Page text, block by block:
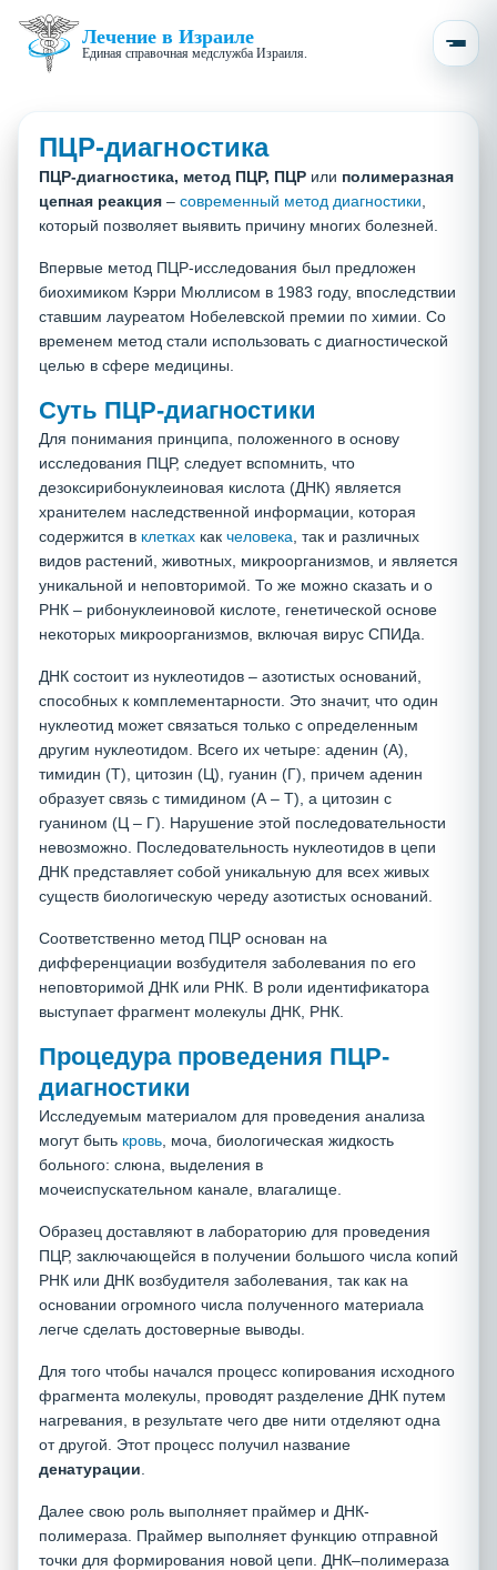
Лечение в Израиле
Единая справочная медслужба Израиля.
ПЦР-диагностика
ПЦР-диагностика, метод ПЦР, ПЦР или полимеразная
цепная реакция – современный метод диагностики
который позволяет выявить причину многих болезней.
Впервые метод ПЦР-исследования был предложен
биохимиком Кэрри Мюллисом в 1983 году, впоследствии
ставшим лауреатом Нобелевской премии по химии. Со
временем метод стали использовать с диагностической
целью в сфере медицины.
Суть ПЦР-диагностики
Для понимания принципа, положенного в основу
исследования ПЦР, следует вспомнить, что
дезоксирибонуклеиновая кислота (ДНК) является
хранителем наследственной информации, которая
содержится в клетках как человека , так и различных
видов растений, животных, микроорганизмов, и является
уникальной и неповторимой. То же можно сказать и о
РНК – рибонуклеиновой кислоте, генетической основе
некоторых микроорганизмов, включая вирус СПИДа.
ДНК состоит из нуклеотидов – азотистых оснований,
способных к комплементарности. Это значит, что один
нуклеотид может связаться только с определенным
другим нуклеотидом. Всего их четыре: аденин (А),
тимидин (Т), цитозин (Ц), гуанин (Г), причем аденин
образует связь с тимидином (А – Т), а цитозин с
гуанином (Ц – Г). Нарушение этой последовательности
невозможно. Последовательность нуклеотидов в цепи
ДНК представляет собой уникальную для всех живых
существ биологическую череду азотистых оснований.
Соответственно метод ПЦР основан на
дифференциации возбудителя заболевания по его
неповторимой ДНК или РНК. В роли идентификатора
выступает фрагмент молекулы ДНК, РНК.
Процедура проведения ПЦР-
диагностики
Исследуемым материалом для проведения анализа
могут быть кровь , моча, биологическая жидкость
больного: слюна, выделения в
мочеиспускательном канале, влагалище.
Образец доставляют в лабораторию для проведения
ПЦР, заключающейся в получении большого числа копий
РНК или ДНК возбудителя заболевания, так как на
основании огромного числа полученного материала
легче сделать достоверные выводы.
Для того чтобы начался процесс копирования исходного
фрагмента молекулы, проводят разделение ДНК путем
нагревания, в результате чего две нити отделяют одна
от другой. Этот процесс получил название
денатурации
Далее свою роль выполняет праймер и ДНК-
полимераза. Праймер выполняет функцию отправной
точки для формирования новой цепи. ДНК–полимераза